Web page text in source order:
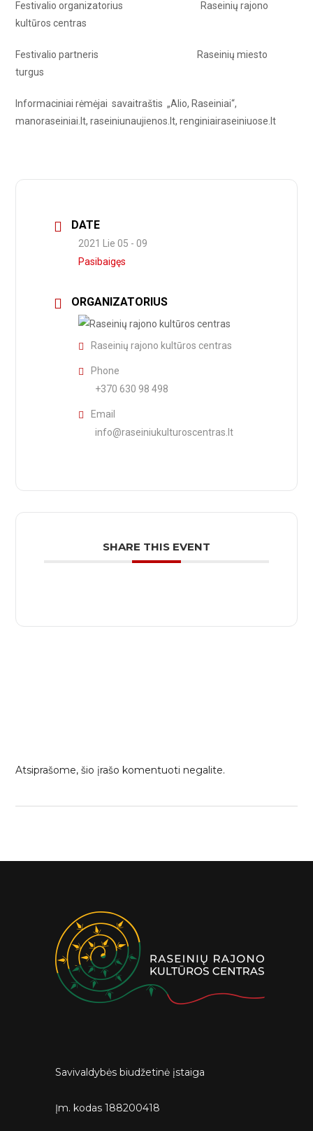
Festivalio organizatorius Raseinių rajono
kultūros centras
Festivalio partneris Raseinių miesto
turgus
Informaciniai rėmėjai savaitraštis „Alio, Raseiniai“,
manoraseiniai.lt, raseiniunaujienos.lt, renginiairaseiniuose.lt
DATE
2021 Lie 05 - 09
Pasibaigęs
ORGANIZATORIUS
Raseinių rajono kultūros centras
Phone
+370 630 98 498
Email
info@raseiniukulturoscentras.lt
SHARE THIS EVENT
Atsiprašome, šio įrašo komentuoti negalite.
Savivaldybės biudžetinė įstaiga
Įm. kodas 188200418